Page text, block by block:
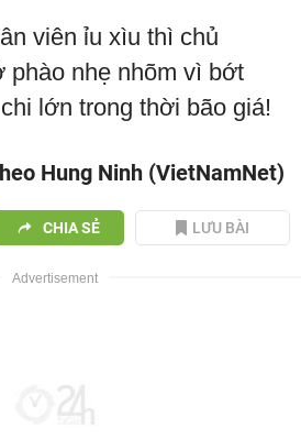
viên ỉu xìu thì chủ
phào nhẹ nhõm vì bớt
lớn trong thời bão giá!
Hung Ninh (VietNamNet)
CHIA SẺ LƯU BÀI